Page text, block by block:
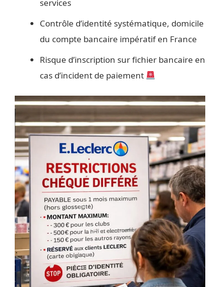
services
Contrôle d’identité systématique, domicile
du compte bancaire impératif en France
Risque d’inscription sur fichier bancaire en
cas d’incident de paiement